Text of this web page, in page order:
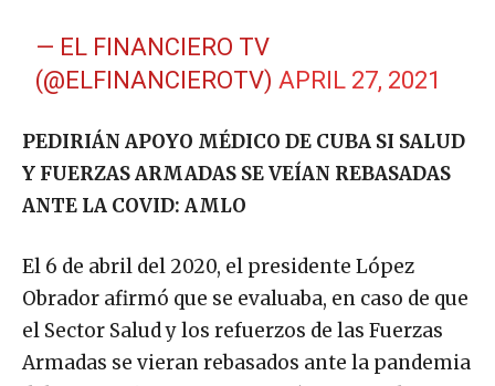
— EL FINANCIERO TV
(@ELFINANCIEROTV) APRIL 27, 2021
PEDIRIÁN APOYO MÉDICO DE CUBA SI SALUD
Y FUERZAS ARMADAS SE VEÍAN REBASADAS
ANTE LA COVID: AMLO
El 6 de abril del 2020, el presidente López
Obrador afirmó que se evaluaba, en caso de que
el Sector Salud y los refuerzos de las Fuerzas
Armadas se vieran rebasados ante la pandemia